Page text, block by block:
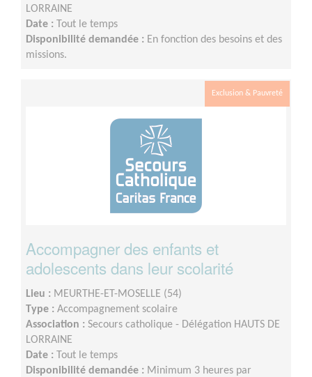
LORRAINE
Date :
Tout le temps
Disponibilité demandée : En fonction des besoins et des
missions.
Exclusion & Pauvreté
Accompagner des enfants et
adolescents dans leur scolarité
Lieu : MEURTHE-ET-MOSELLE (54)
Type : Accompagnement scolaire
Association : Secours catholique - Délégation HAUTS DE
LORRAINE
Date :
Tout le temps
Disponibilité demandée : Minimum 3 heures par